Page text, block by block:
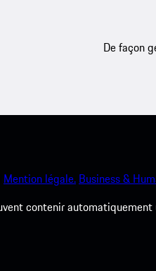
De façon
Mention légale. Business &
contenir